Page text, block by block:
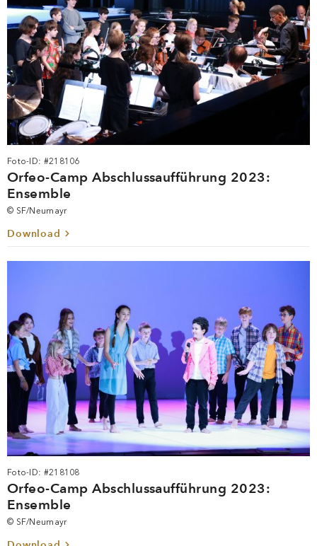
Foto-ID: #218106
Orfeo-Camp Abschlussaufführung 2023:
Ensemble
© SF/Neumayr
Download
Foto-ID: #218108
Orfeo-Camp Abschlussaufführung 2023:
Ensemble
© SF/Neumayr